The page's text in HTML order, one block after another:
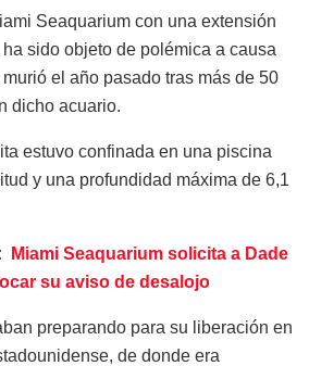
Seaquarium con una extensión
sido objeto de polémica a causa
el año pasado tras más de 50
dicho acuario.
estuvo confinada en una piscina
y una profundidad máxima de 6,1
Miami Seaquarium solicita a Dade
su aviso de desalojo
preparando para su liberación en
de donde era